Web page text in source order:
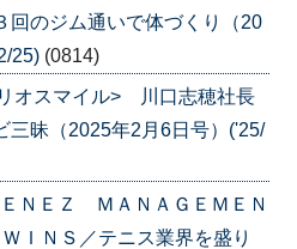
回のジム通いで体づくり（20
25) (0814)
オスマイル> 川口志穂社長
三昧（2025年2月6日号）('25/
ＮＥＺ ＭＡＮＡＧＥＭＥＮ
ＮＳ／テニス業界を盛り